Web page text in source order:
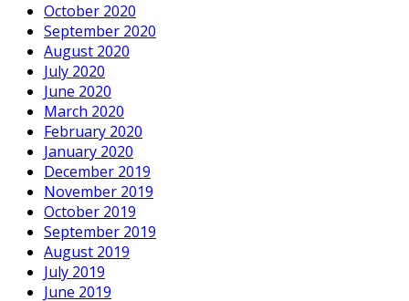
October 2020
September 2020
August 2020
July 2020
June 2020
March 2020
February 2020
January 2020
December 2019
November 2019
October 2019
September 2019
August 2019
July 2019
June 2019